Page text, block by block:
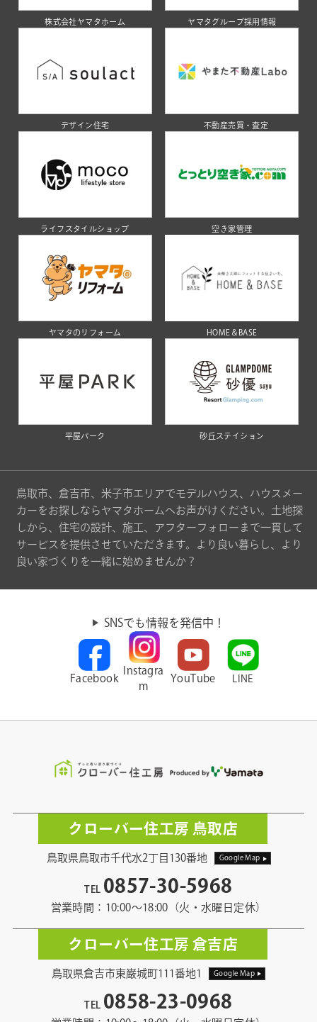
株式会社ヤマタホーム ヤマタグループ採用情報
デザイン住宅 不動産売買・査定
ライフスタイルショップ 空き家管理
ヤマタのリフォーム HOME＆BASE
平屋パーク 砂丘ステイション
鳥取市、倉吉市、米子市エリアでモデルハウス、ハウスメー
カーをお探しならヤマタホームへお声がけください。土地探
しから、住宅の設計、施工、アフターフォローまで一貫して
サービスを提供させていただきます。より良い暮らし、より
良い家づくりを一緒に始めませんか？
SNSでも情報を発信中！
Facebook
Instagra
m
YouTube LINE
クローバー住工房 鳥取店
鳥取県鳥取市千代水2丁目130番地 Google Map
TEL 0857-30-5968
営業時間：10:00〜18:00（火・水曜日定休）
クローバー住工房 倉吉店
鳥取県倉吉市東巌城町111番地1 Google Map
TEL 0858-23-0968